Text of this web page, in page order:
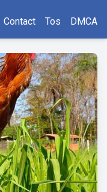
Contact Tos DMCA